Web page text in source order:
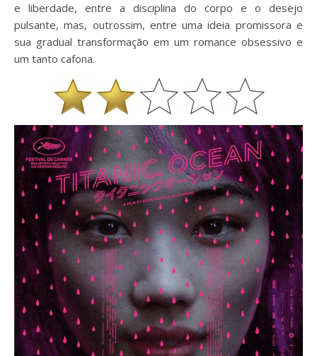
e liberdade, entre a disciplina do corpo e o desejo
pulsante, mas, outrossim, entre uma ideia promissora e
sua gradual transformação em um romance obsessivo e
um tanto cafona.